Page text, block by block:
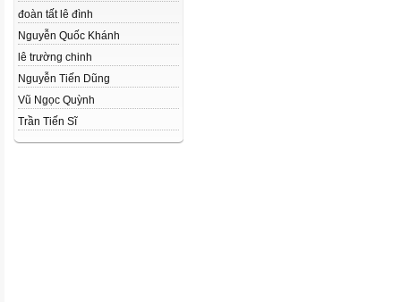
đoàn tất lê đình
Nguyễn Quốc Khánh
lê trường chinh
Nguyễn Tiến Dũng
Vũ Ngọc Quỳnh
Trần Tiến Sĩ